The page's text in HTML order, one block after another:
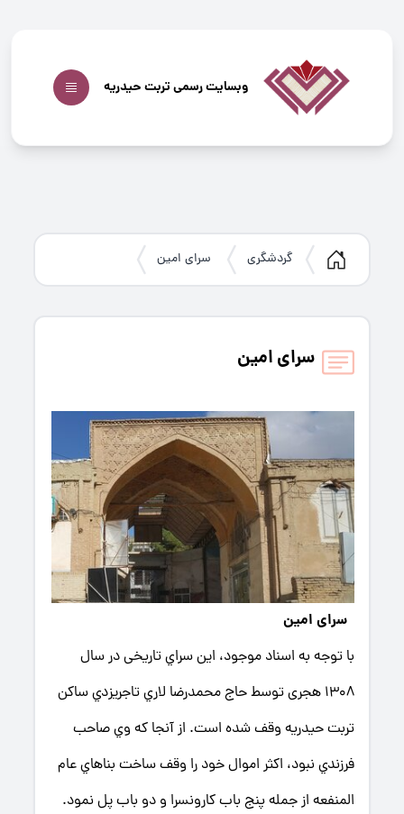
وبسایت رسمی تربت حیدریه
گردشگری سرای امین
سرای امین
سرای امین
با توجه به اسناد موجود، این سراي تاریخی در سال
1308 هجری توسط حاج محمدرضا لاري تاجریزدي ساکن
تربت حیدریه وقف شده است. از آنجا که وي صاحب
فرزندي نبود، اکثر اموال خود را وقف ساخت بناهاي عام
المنفعه از جمله پنج باب کارونسرا و دو باب پل نمود.